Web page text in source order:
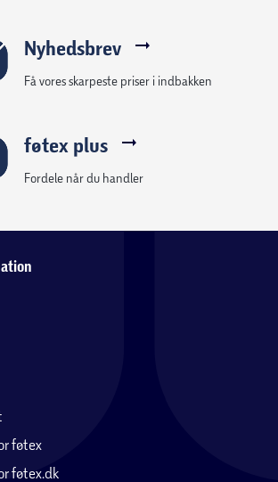
Nyhedsbrev
Få vores skarpeste priser i indbakken
føtex plus
Fordele når du handler
føtex
føtex.dk